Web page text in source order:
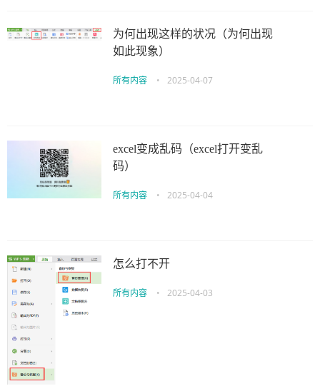
为何出现这样的状况（为何出现
如此现象）
所有内容 • 2025-04-07
excel变成乱码（excel打开变乱
码）
所有内容 • 2025-04-04
怎么打不开
所有内容 • 2025-04-03